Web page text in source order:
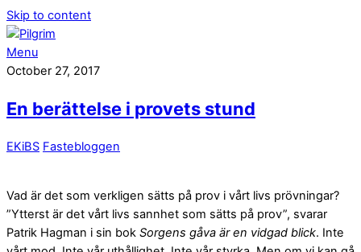
Skip to content
Menu
October 27, 2017
En berättelse i provets stund
EKiBS Fastebloggen
Vad är det som verkligen sätts på prov i vårt livs prövningar?
”Ytterst är det vårt livs sannhet som sätts på prov”, svarar
Patrik Hagman i sin bok Sorgens gåva är en vidgad blick. Inte